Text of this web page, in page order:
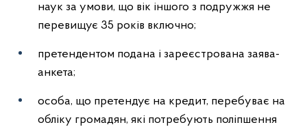
наук за умови, що вік іншого з подружжя не
перевищує 35 років включно;
претендентом подана і зареєстрована заява-
анкета;
особа, що претендує на кредит, перебуває на
обліку громадян, які потребують поліпшення